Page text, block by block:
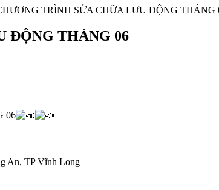
TRÌNH SỬA CHỮA LƯU ĐỘNG THÁNG
ĐỘNG THÁNG 06
06
An, TP Vĩnh Long